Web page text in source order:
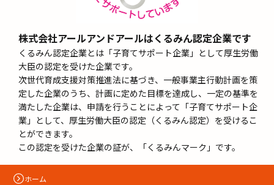
株式会社アールアンドアールはくるみん認定企業です
くるみん認定企業とは「子育てサポート企業」として厚生労働
大臣の認定を受けた企業です。
次世代育成支援対策推進法に基づき、一般事業主行動計画を策
定した企業のうち、計画に定めた目標を達成し、一定の基準を
満たした企業は、申請を行うことによって「子育てサポート企
業」として、厚生労働大臣の認定（くるみん認定）を受けるこ
とができます。
この認定を受けた企業の証が、「くるみんマーク」です。
ホーム